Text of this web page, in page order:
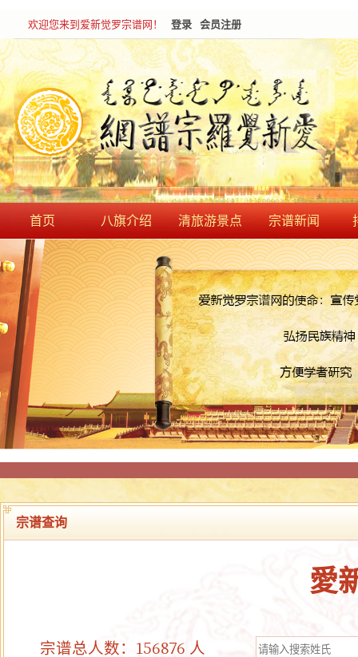
欢迎您来到爱新觉罗宗谱网！ 登录 会员注册
首页 八旗介绍 清旅游景点 宗谱新闻
宗谱查询
愛
宗谱总人数：156876 人